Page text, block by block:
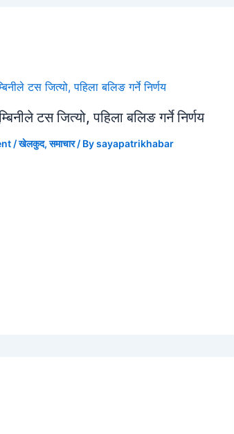
टस जित्यो, पहिला बलिङ गर्ने निर्णय
/खेलकुद,समाचार/ Bysayapatrikhabar